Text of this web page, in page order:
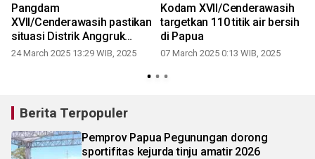
Pangdam
XVII/Cenderawasih pastikan
situasi Distrik Anggruk
mulai relatif kondusif
24 March 2025 13:29 WIB, 2025
Kodam XVII/Cenderawasih
targetkan 110 titik air bersih
di Papua
07 March 2025 0:13 WIB, 2025
Berita Terpopuler
Pemprov Papua Pegunungan dorong
sportifitas kejurda tinju amatir 2026